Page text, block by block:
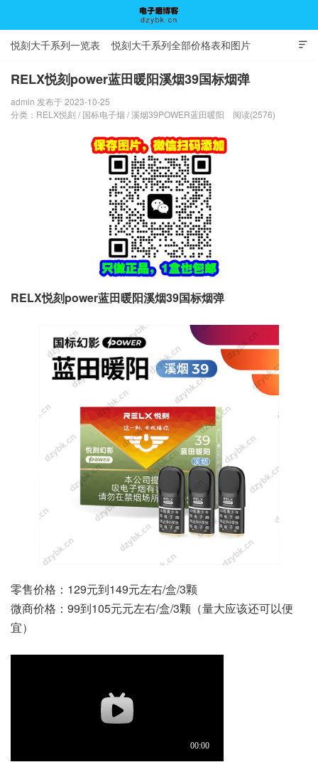
电子烟博客

悦刻大千系列一览表 悦刻大千系列全部价格表和图片
RELX悦刻power蓝田暖阳溪烟39国标烟弹
admin 发布于 2023-10-25
分类： RELX悦刻 / 国标电子烟 /溪烟39POWER蓝田暖阳 阅读(2576)
RELX悦刻power蓝田暖阳溪烟39国标烟弹
零售价格：129元到149元左右/盒/3颗
微商价格：99到105元元左右/盒/3颗（量大应该还可以便
宜）